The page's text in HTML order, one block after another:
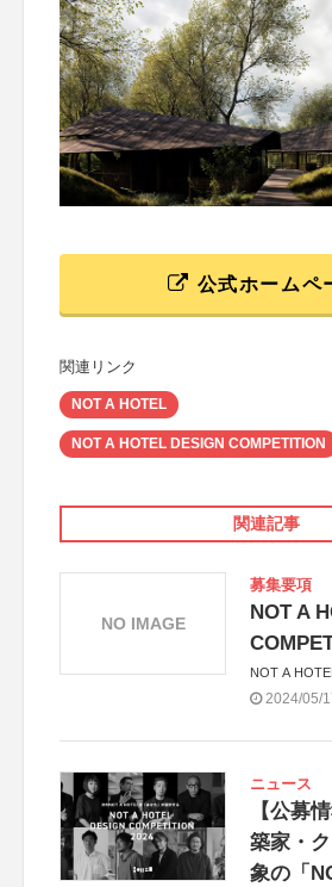
公式ホームペ
関連リンク
NOT A HOTEL
NOT A HOTEL DESIGN COMPETITION
関連記事
募集要項
NOT A
NOT A
2024/05/
NO IMAGE
ニュース
【公募
築家・
象の「